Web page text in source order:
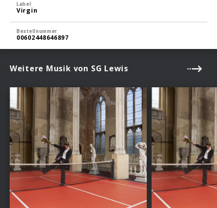
Label
Virgin
Bestellnummer
00602448646897
Weitere Musik von SG Lewis